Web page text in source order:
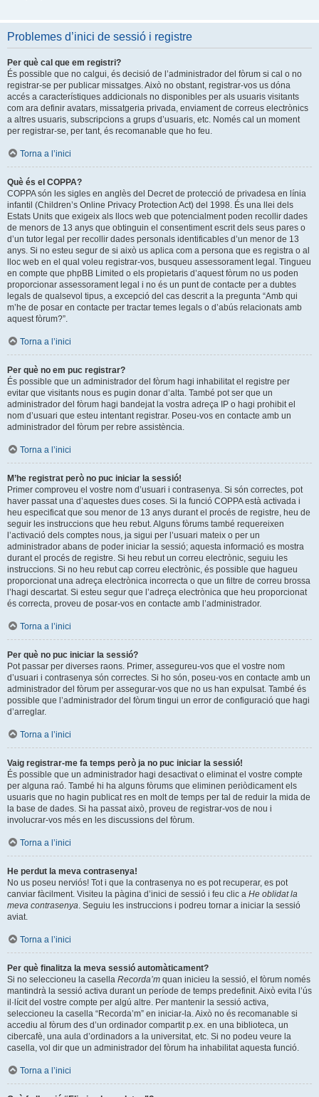
Problemes d’inici de sessió i registre
Per què cal que em registri?
És possible que no calgui, és decisió de l’administrador del fòrum si cal o no
registrar-se per publicar missatges. Això no obstant, registrar-vos us dóna
accés a característiques addicionals no disponibles per als usuaris visitants
com ara definir avatars, missatgeria privada, enviament de correus electrònics
a altres usuaris, subscripcions a grups d’usuaris, etc. Només cal un moment
per registrar-se, per tant, és recomanable que ho feu.
Torna a l’inici
Què és el COPPA?
COPPA són les sigles en anglès del Decret de protecció de privadesa en línia
infantil (Children’s Online Privacy Protection Act) del 1998. És una llei dels
Estats Units que exigeix als llocs web que potencialment poden recollir dades
de menors de 13 anys que obtinguin el consentiment escrit dels seus pares o
d’un tutor legal per recollir dades personals identificables d’un menor de 13
anys. Si no esteu segur de si això us aplica com a persona que es registra o al
lloc web en el qual voleu registrar-vos, busqueu assessorament legal. Tingueu
en compte que phpBB Limited o els propietaris d’aquest fòrum no us poden
proporcionar assessorament legal i no és un punt de contacte per a dubtes
legals de qualsevol tipus, a excepció del cas descrit a la pregunta “Amb qui
m’he de posar en contacte per tractar temes legals o d’abús relacionats amb
aquest fòrum?”.
Torna a l’inici
Per què no em puc registrar?
És possible que un administrador del fòrum hagi inhabilitat el registre per
evitar que visitants nous es pugin donar d’alta. També pot ser que un
administrador del fòrum hagi bandejat la vostra adreça IP o hagi prohibit el
nom d’usuari que esteu intentant registrar. Poseu-vos en contacte amb un
administrador del fòrum per rebre assistència.
Torna a l’inici
M’he registrat però no puc iniciar la sessió!
Primer comproveu el vostre nom d’usuari i contrasenya. Si són correctes, pot
haver passat una d’aquestes dues coses. Si la funció COPPA està activada i
heu especificat que sou menor de 13 anys durant el procés de registre, heu de
seguir les instruccions que heu rebut. Alguns fòrums també requereixen
l’activació dels comptes nous, ja sigui per l’usuari mateix o per un
administrador abans de poder iniciar la sessió; aquesta informació es mostra
durant el procés de registre. Si heu rebut un correu electrònic, seguiu les
instruccions. Si no heu rebut cap correu electrònic, és possible que hagueu
proporcionat una adreça electrònica incorrecta o que un filtre de correu brossa
l’hagi descartat. Si esteu segur que l’adreça electrònica que heu proporcionat
és correcta, proveu de posar-vos en contacte amb l’administrador.
Torna a l’inici
Per què no puc iniciar la sessió?
Pot passar per diverses raons. Primer, assegureu-vos que el vostre nom
d’usuari i contrasenya són correctes. Si ho són, poseu-vos en contacte amb un
administrador del fòrum per assegurar-vos que no us han expulsat. També és
possible que l’administrador del fòrum tingui un error de configuració que hagi
d’arreglar.
Torna a l’inici
Vaig registrar-me fa temps però ja no puc iniciar la sessió!
És possible que un administrador hagi desactivat o eliminat el vostre compte
per alguna raó. També hi ha alguns fòrums que eliminen periòdicament els
usuaris que no hagin publicat res en molt de temps per tal de reduir la mida de
la base de dades. Si ha passat això, proveu de registrar-vos de nou i
involucrar-vos més en les discussions del fòrum.
Torna a l’inici
He perdut la meva contrasenya!
No us poseu nerviós! Tot i que la contrasenya no es pot recuperar, es pot
canviar fàcilment. Visiteu la pàgina d’inici de sessió i feu clic a He oblidat la
meva contrasenya. Seguiu les instruccions i podreu tornar a iniciar la sessió
aviat.
Torna a l’inici
Per què finalitza la meva sessió automàticament?
Si no seleccioneu la casella Recorda’m quan inicieu la sessió, el fòrum només
mantindrà la sessió activa durant un període de temps predefinit. Això evita l’ús
il·lícit del vostre compte per algú altre. Per mantenir la sessió activa,
seleccioneu la casella “Recorda’m” en iniciar-la. Això no és recomanable si
accediu al fòrum des d’un ordinador compartit p.ex. en una biblioteca, un
cibercafè, una aula d’ordinadors a la universitat, etc. Si no podeu veure la
casella, vol dir que un administrador del fòrum ha inhabilitat aquesta funció.
Torna a l’inici